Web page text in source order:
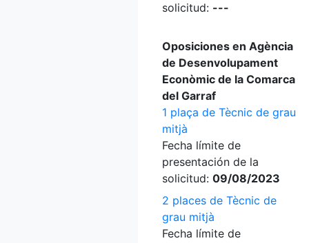
solicitud: ---
Oposiciones en Agència
de Desenvolupament
Econòmic de la Comarca
del Garraf
1 plaça de Tècnic de grau
mitjà
Fecha límite de
presentación de la
solicitud: 09/08/2023
2 places de Tècnic de
grau mitjà
Fecha límite de